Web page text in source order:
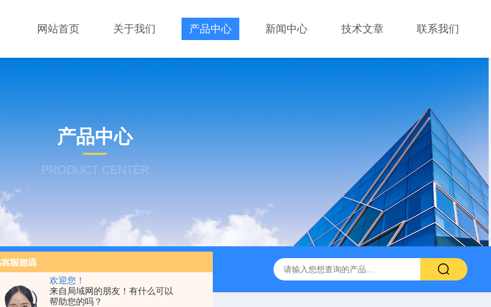
欢迎您！
来自局域网的朋友！有什么可以
帮助您的吗？
网站首页 关于我们 产品中心 新闻中心 技术文章 联系我们
产品中心
PRODUCT CENTER
SDI-47手动SDI污染指数测定仪，携带方便，轻巧 9385100DR900便携式多参数水质分析仪 GTOX-700便携式